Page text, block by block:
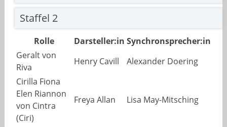
Staffel 2
Rolle Darsteller:in Synchronsprecher:in
Geralt von
Riva
Henry Cavill
Alexander Doering
Cirilla Fiona
Elen Riannon
von Cintra
(Ciri)
Freya Allan Lisa May-Mitsching